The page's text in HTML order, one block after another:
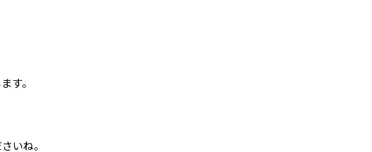
す。
いね。